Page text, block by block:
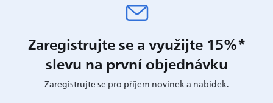
Zaregistrujte se a využijte 15%*
slevu na první objednávku
Zaregistrujte se pro příjem novinek a nabídek.